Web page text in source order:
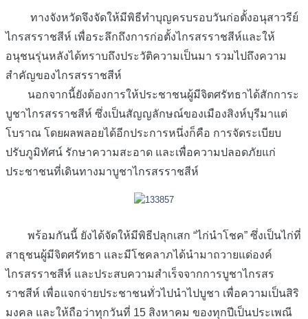
ทางจังหวัดจึงจัดให้มีพิธีทำบุญครบรอบวันก่อตั้งอนุสาวรีย์
ไกรสรราชสีห์ เพื่อระลึกถึงการก่อตั้งไกรสรราชสีห์และให้
อนุชนรุ่นหลังได้ทราบถึงประวัติความเป็นมา รวมไปถึงความ
สำคัญของไกรสรราชสีห์
นอกจากนี้ยังต้องการให้ประชาชนผู้มีจิตศรัทธาได้สักการะ
บูชาไกรสรราชสีห์ ซึ่งเป็นสัญญลักษณ์ของเมืองสิงห์บุรีมาแต่
โบราณ โดยผลพลอยได้อีกประการหนึ่งก็คือ การจัดระเบียบ
ปรับภูมิทัศน์ รักษาความสะอาด และเพื่อความปลอดภัยแก่
ประชาชนที่เดินทางมาบูชาไกรสรราชสีห์
พร้อมกันนี้ ยังได้จัดให้มีพิธีปลุกเสก “ไก่นำโชค” ซึ่งเป็นไก่ที่
สาธุชนผู้มีจิตศรัทธา และมีโชคลาภได้นำมาถวายแด่องค์
ไกรสรราชสีห์ และประสบความสำเร็จจากการบูชาไกรสร
ราชสีห์ เพื่อแจกจ่ายประชาชนทั่วไปนำไปบูชา เพื่อความเป็นสิริ
มงคล และให้ถือว่าทุกวันที่ 15 สิงหาคม ของทุกปีเป็นประเพณี